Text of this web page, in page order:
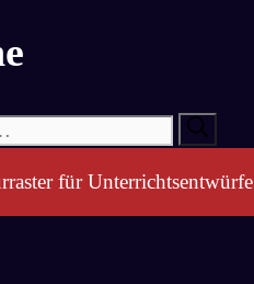
für Unterrichtsentwürfe